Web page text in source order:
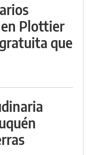
Plottier
que